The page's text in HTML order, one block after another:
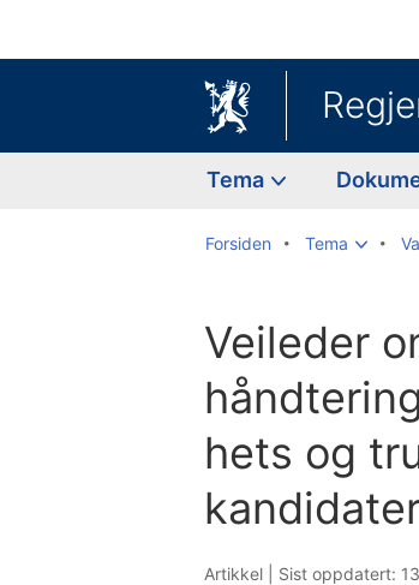
Tema
Forsiden Tema
Veileder
hets og
Artikkel | Sist oppdatert: